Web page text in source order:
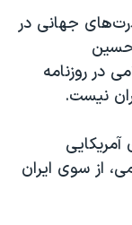
جهانی در
در روزنامه
نیست.
از سوی ایران